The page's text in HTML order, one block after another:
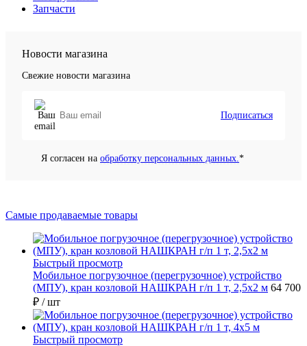
Запчасти
Новости магазина
Свежие новости магазина
Подписаться
Я согласен на обработку персональных данных.*
Самые продаваемые товары
Быстрый просмотр
Мобильное погрузочное (перегрузочное) устройство
(МПУ), кран козловой НАШКРАН г/п 1 т, 2,5х2 м 64 700
₽ / шт
Быстрый просмотр